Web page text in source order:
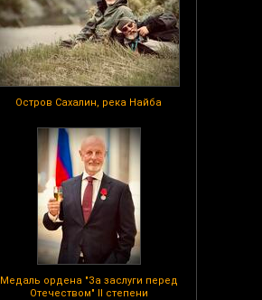
Остров Сахалин, река Найба
Медаль ордена "За заслуги перед
Отечеством" II степени